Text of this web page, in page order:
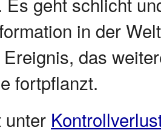
in der
das
fortpflanzt.
unter